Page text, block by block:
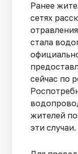
Ранее
сетях
стала
сейчас по
жителей
эти случаи.